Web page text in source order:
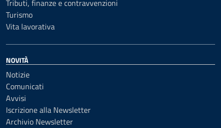
Tributi, finanze e contravvenzioni
Turismo
Vita lavorativa
NOVITÀ
Notizie
Comunicati
Avvisi
Iscrizione alla Newsletter
Archivio Newsletter